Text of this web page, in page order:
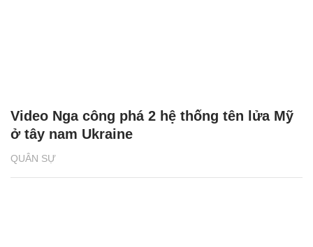
QUÂN SỰ
Video Nga công phá 2 hệ thống tên lửa Mỹ
ở tây nam Ukraine